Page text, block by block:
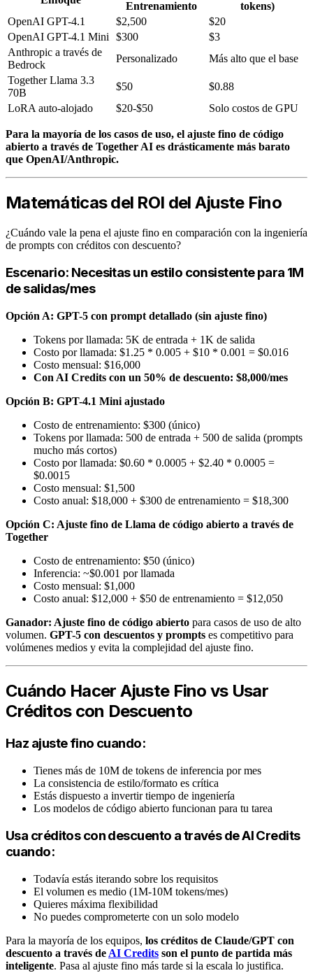
Entrenamiento
tokens)
OpenAI GPT-4.1
$2,500
$20
OpenAI GPT-4.1 Mini
$300
$3
Anthropic a través de
Bedrock
Personalizado
Más alto que el base
Together Llama 3.3
70B
$50
$0.88
LoRA auto-alojado
$20-$50 Solo costos de GPU
Para la mayoría de los casos de uso, el ajuste fino de código
abierto a través de Together AI es drásticamente más barato
que OpenAI/Anthropic.
Matemáticas del ROI del Ajuste Fino
¿Cuándo vale la pena el ajuste fino en comparación con la ingeniería
de prompts con créditos con descuento?
Escenario: Necesitas un estilo consistente para 1M
de salidas/mes
Opción A: GPT-5 con prompt detallado (sin ajuste fino)
Tokens por llamada: 5K de entrada + 1K de salida
Costo por llamada: $1.25 * 0.005 + $10 * 0.001 = $0.016
Costo mensual: $16,000
Con AI Credits con un 50% de descuento: $8,000/mes
Opción B: GPT-4.1 Mini ajustado
Costo de entrenamiento: $300 (único)
Tokens por llamada: 500 de entrada + 500 de salida (prompts
mucho más cortos)
Costo por llamada: $0.60 * 0.0005 + $2.40 * 0.0005 =
$0.0015
Costo mensual: $1,500
Costo anual: $18,000 + $300 de entrenamiento = $18,300
Opción C: Ajuste fino de Llama de código abierto a través de
Together
Costo de entrenamiento: $50 (único)
Inferencia: ~$0.001 por llamada
Costo mensual: $1,000
Costo anual: $12,000 + $50 de entrenamiento = $12,050
Ganador: Ajuste fino de código abierto para casos de uso de alto
volumen. GPT-5 con descuentos y prompts es competitivo para
volúmenes medios y evita la complejidad del ajuste fino.
Cuándo Hacer Ajuste Fino vs Usar
Créditos con Descuento
Haz ajuste fino cuando:
Tienes más de 10M de tokens de inferencia por mes
La consistencia de estilo/formato es crítica
Estás dispuesto a invertir tiempo de ingeniería
Los modelos de código abierto funcionan para tu tarea
Usa créditos con descuento a través de AI Credits
cuando:
Todavía estás iterando sobre los requisitos
El volumen es medio (1M-10M tokens/mes)
Quieres máxima flexibilidad
No puedes comprometerte con un solo modelo
Para la mayoría de los equipos, los créditos de Claude/GPT con
descuento a través de AI Credits son el punto de partida más
inteligente. Pasa al ajuste fino más tarde si la escala lo justifica.